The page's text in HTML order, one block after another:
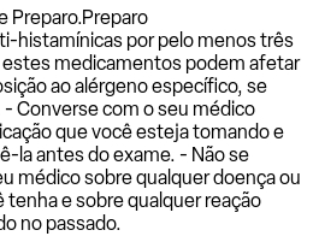
Preparo.Preparo
histamínicas por pelo menos três
medicamentos podem afetar
ao alérgeno específico, se
Converse com o seu médico
que você esteja tomando e
la antes do exame. - Não se
médico sobre qualquer doença ou
e sobre qualquer reação
no passado.